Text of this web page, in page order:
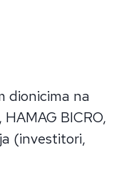
dionicima na
BICRO,
(investitori,